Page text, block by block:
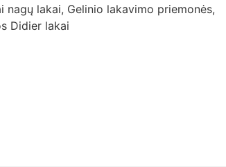
nagų lakai, Gelinio lakavimo priemonės,
Didier lakai